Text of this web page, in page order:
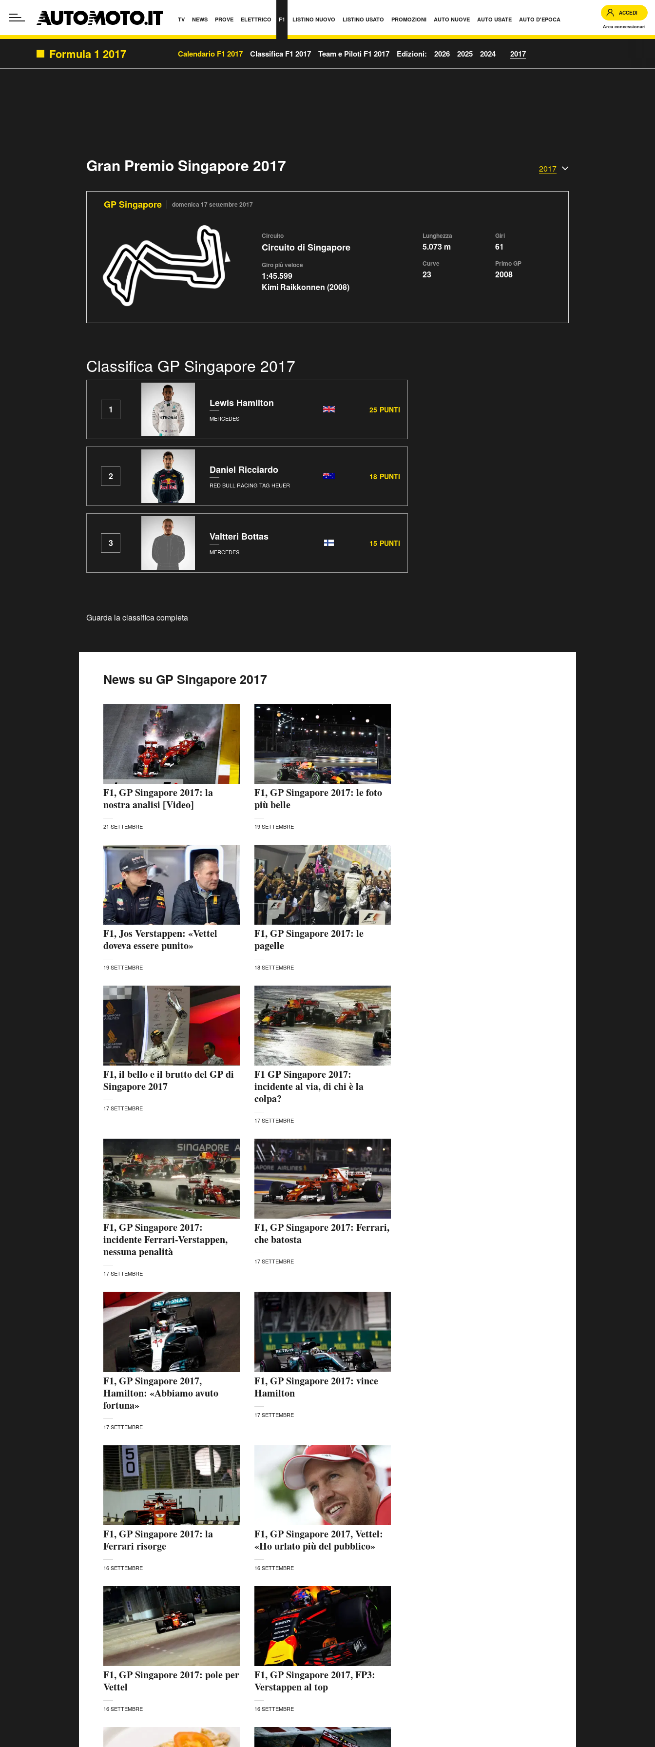
TV NEWS PROVE ELETTRICO F1 LISTINO NUOVO LISTINO USATO PROMOZIONI AUTO NUOVE AUTO USATE AUTO D'EPOCA
ACCEDI
Area concessionari
Formula 1 2017 Calendario F1 2017 Classifica F1 2017 Team e Piloti F1 2017 Edizioni: 2026 2025 2024 2017
Gran Premio Singapore 2017 2017
GP Singapore domenica 17 settembre 2017
Circuito
Circuito di Singapore
Giro più veloce
1:45.599
Kimi Raikkonnen (2008)
Lunghezza
5.073 m
Giri
61
Curve
23
Primo GP
2008
Classifica GP Singapore 2017
1
Lewis Hamilton
MERCEDES
25 PUNTI
2
Daniel Ricciardo
RED BULL RACING TAG HEUER
18 PUNTI
3
Valtteri Bottas
MERCEDES
15 PUNTI
Guarda la classifica completa
News su GP Singapore 2017
F1, GP Singapore 2017: la
nostra analisi [Video]
21 SETTEMBRE
F1, GP Singapore 2017: le foto
più belle
19 SETTEMBRE
F1, Jos Verstappen: «Vettel
doveva essere punito»
19 SETTEMBRE
F1, GP Singapore 2017: le
pagelle
18 SETTEMBRE
F1, il bello e il brutto del GP di
Singapore 2017
17 SETTEMBRE
F1 GP Singapore 2017:
incidente al via, di chi è la
colpa?
17 SETTEMBRE
F1, GP Singapore 2017:
incidente Ferrari-Verstappen,
nessuna penalità
17 SETTEMBRE
F1, GP Singapore 2017: Ferrari,
che batosta
17 SETTEMBRE
F1, GP Singapore 2017,
Hamilton: «Abbiamo avuto
fortuna»
17 SETTEMBRE
F1, GP Singapore 2017: vince
Hamilton
17 SETTEMBRE
F1, GP Singapore 2017: la
Ferrari risorge
16 SETTEMBRE
F1, GP Singapore 2017, Vettel:
«Ho urlato più del pubblico»
16 SETTEMBRE
F1, GP Singapore 2017: pole per
Vettel
16 SETTEMBRE
F1, GP Singapore 2017, FP3:
Verstappen al top
16 SETTEMBRE